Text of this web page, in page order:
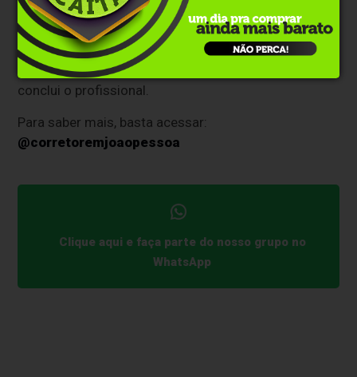
operação de maturação longa. Um comprador final
não deve ser tratado como especulador. E um cliente
conservador não deve assumir risco de fase inicial
sem entender prazo, liquidez e variáveis do negócio",
conclui o profissional.
Para saber mais, basta acessar:
@corretoremjoaopessoa
Clique aqui e faça parte do nosso grupo no
WhatsApp